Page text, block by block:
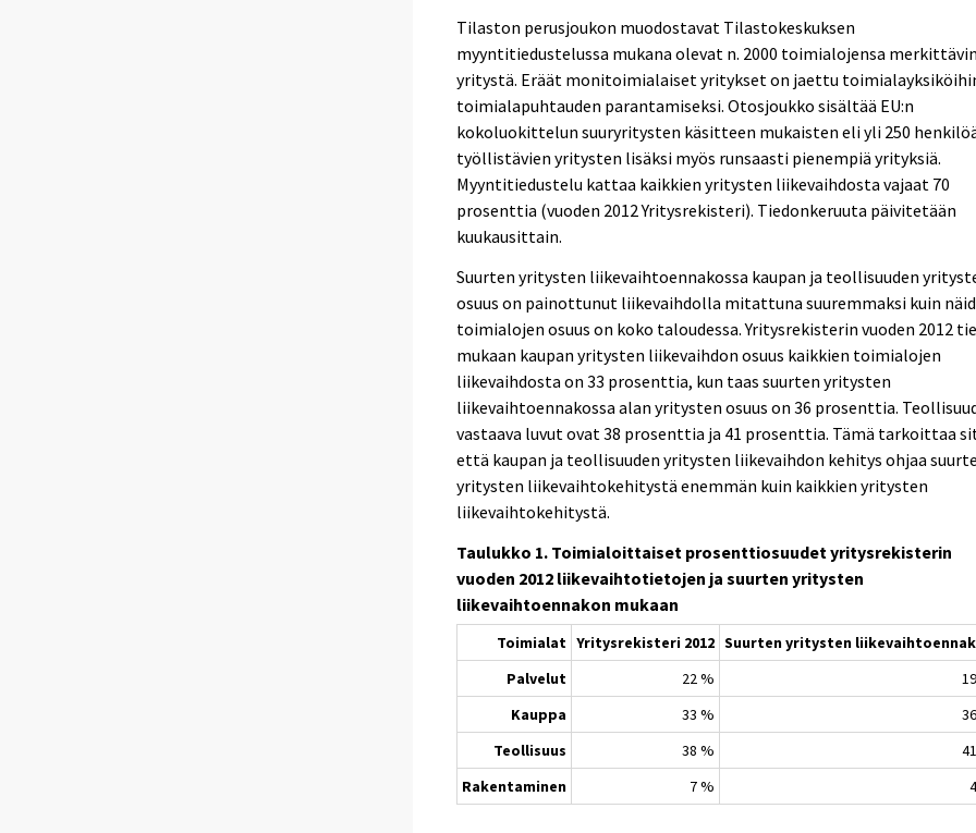
Tilaston perusjoukon muodostavat Tilastokeskuksen
myyntitiedustelussa mukana olevat n. 2000 toimialojensa
yritystä. Eräät monitoimialaiset yritykset on jaettu
toimialapuhtauden parantamiseksi. Otosjoukko sisältää EU:n
kokoluokittelun suuryritysten käsitteen mukaisten eli yli 250
työllistävien yritysten lisäksi myös runsaasti pienempiä yrityksiä.
Myyntitiedustelu kattaa kaikkien yritysten liikevaihdosta vajaat 70
prosenttia (vuoden 2012 Yritysrekisteri). Tiedonkeruuta päivitetään
kuukausittain.
Suurten yritysten liikevaihtoennakossa kaupan ja teollisuuden
osuus on painottunut liikevaihdolla mitattuna suuremmaksi kuin
toimialojen osuus on koko taloudessa. Yritysrekisterin vuoden 2012
mukaan kaupan yritysten liikevaihdon osuus kaikkien toimialojen
liikevaihdosta on 33 prosenttia, kun taas suurten yritysten
liikevaihtoennakossa alan yritysten osuus on 36 prosenttia.
vastaava luvut ovat 38 prosenttia ja 41 prosenttia. Tämä tarkoittaa
että kaupan ja teollisuuden yritysten liikevaihdon kehitys ohjaa
yritysten liikevaihtokehitystä enemmän kuin kaikkien yritysten
liikevaihtokehitystä.
Taulukko 1. Toimialoittaiset prosenttiosuudet yritysrekisterin
vuoden 2012 liikevaihtotietojen ja suurten yritysten
liikevaihtoennakon mukaan
Toimialat Yritysrekisteri 2012 Suurten yritysten
Palvelut
22 %
Kauppa
33 %
Teollisuus
38 %
Rakentaminen
7 %